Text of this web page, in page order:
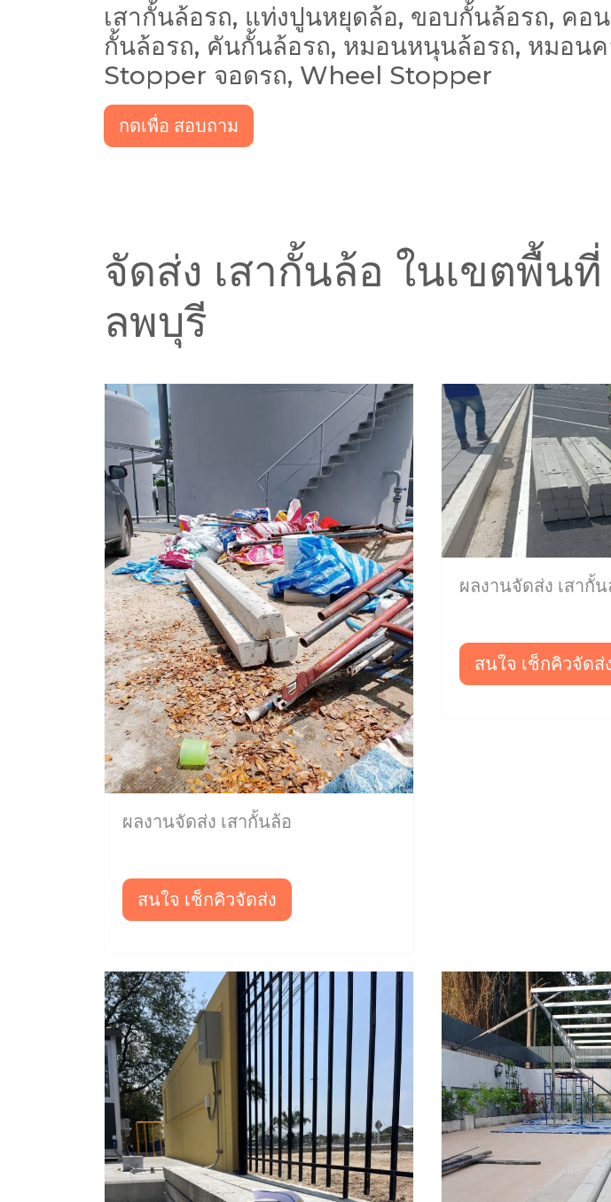
เสากั้นล้อรถ, แท่งปูนหยุดล้อ, ขอบกั้นล้อรถ, ค
กั้นล้อรถ, คันกั้นล้อรถ, หมอนหนุนล้อรถ, หมอน
Stopper จอดรถ, Wheel Stopper
กดเพื่อ สอบถาม
จัดส่ง เสากั้นล้อ ในเขตพื้น
ลพบุรี
ผลงานจัดส่ง เสากั้นล้อ
สนใจ เช็กคิวจัดส่ง
ผลงานจัดส่ง เสากั้
สนใจ เช็กคิวจัดส่